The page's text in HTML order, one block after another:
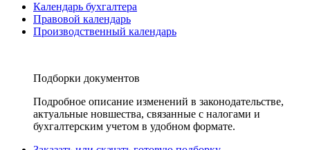
Календарь бухгалтера
Правовой календарь
Производственный календарь
Подборки документов
Подробное описание изменений в законодательстве,
актуальные новшества, связанные с налогами и
бухгалтерским учетом в удобном формате.